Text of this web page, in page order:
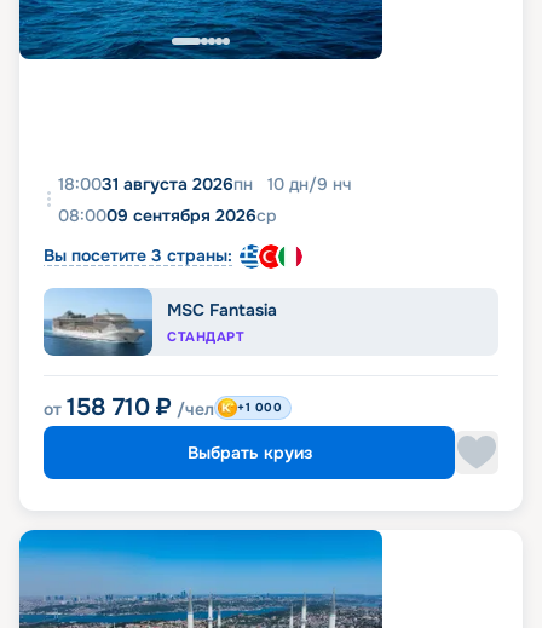
18:0031 августа 2026пн 10 дн/9 нч
08:0009 сентября 2026ср
Вы посетите 3 страны:
MSC Fantasia
СТАНДАРТ
от 158 710 ₽ /чел +1 000
Выбрать круиз